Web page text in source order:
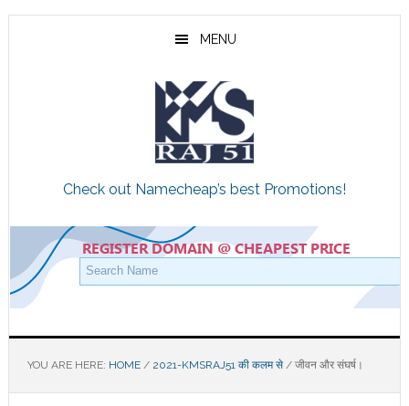
Skip
Skip
Skip
MENU
Check out Namecheap’s best Promotions!
YOU ARE HERE: HOME / 2021-KMSRAJ51 की कलम से /जीवन और संघर्ष।